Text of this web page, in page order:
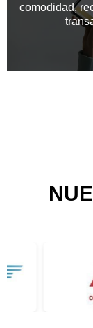
comodidad,